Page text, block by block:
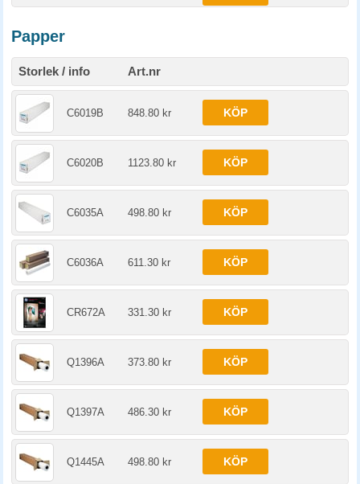
Papper
Storlek / info Art.nr
C6019B 848.80 kr KÖP
C6020B 1123.80 kr KÖP
C6035A 498.80 kr KÖP
C6036A 611.30 kr KÖP
CR672A 331.30 kr KÖP
Q1396A 373.80 kr KÖP
Q1397A 486.30 kr KÖP
Q1445A 498.80 kr KÖP